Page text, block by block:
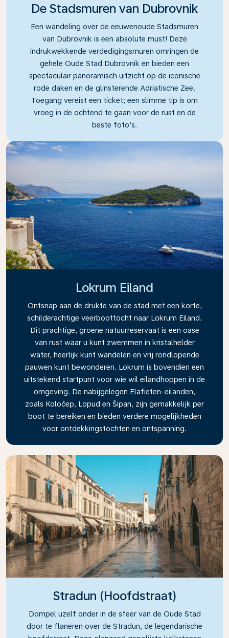
De Stadsmuren van Dubrovnik
Een wandeling over de eeuwenoude Stadsmuren
van Dubrovnik is een absolute must! Deze
indrukwekkende verdedigingsmuren omringen de
gehele Oude Stad Dubrovnik en bieden een
spectaculair panoramisch uitzicht op de iconische
rode daken en de glinsterende Adriatische Zee.
Toegang vereist een ticket; een slimme tip is om
vroeg in de ochtend te gaan voor de rust en de
beste foto's.
Lokrum Eiland
Ontsnap aan de drukte van de stad met een korte,
schilderachtige veerboottocht naar Lokrum Eiland.
Dit prachtige, groene natuurreservaat is een oase
van rust waar u kunt zwemmen in kristalhelder
water, heerlijk kunt wandelen en vrij rondlopende
pauwen kunt bewonderen. Lokrum is bovendien een
uitstekend startpunt voor wie wil eilandhoppen in de
omgeving. De nabijgelegen Elafieten-eilanden,
zoals Koločep, Lopud en Šipan, zijn gemakkelijk per
boot te bereiken en bieden verdere mogelijkheden
voor ontdekkingstochten en ontspanning.
Stradun (Hoofdstraat)
Dompel uzelf onder in de sfeer van de Oude Stad
door te flaneren over de Stradun, de legendarische